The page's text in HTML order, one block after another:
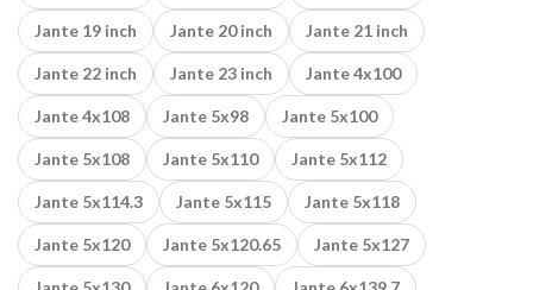
Jante 19 inch Jante 20 inch Jante 21 inch
Jante 22 inch Jante 23 inch Jante 4x100
Jante 4x108 Jante 5x98 Jante 5x100
Jante 5x108 Jante 5x110 Jante 5x112
Jante 5x114.3 Jante 5x115 Jante 5x118
Jante 5x120 Jante 5x120.65 Jante 5x127